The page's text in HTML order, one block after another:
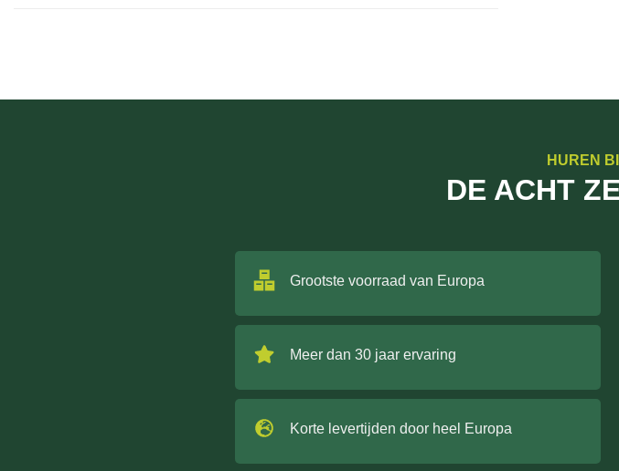
HUREN
DE ACHT
Grootste voorraad van Europa
Meer dan 30 jaar ervaring
Korte levertijden door heel Europa